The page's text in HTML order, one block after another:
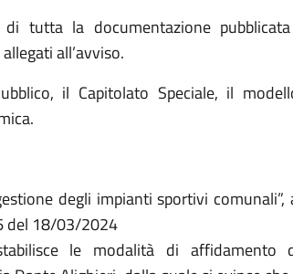
tutta la documentazione
all’avviso.
il Capitolato Speciale, il
degli impianti sportivi comunali”,
del 18/03/2024
le modalità di affidamento